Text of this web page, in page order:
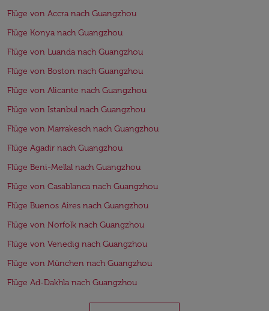
Flüge von Accra nach Guangzhou
Flüge Konya nach Guangzhou
Flüge von Luanda nach Guangzhou
Flüge von Boston nach Guangzhou
Flüge von Alicante nach Guangzhou
Flüge von Istanbul nach Guangzhou
Flüge von Marrakesch nach Guangzhou
Flüge Agadir nach Guangzhou
Flüge Beni-Mellal nach Guangzhou
Flüge von Casablanca nach Guangzhou
Flüge Buenos Aires nach Guangzhou
Flüge von Norfolk nach Guangzhou
Flüge von Venedig nach Guangzhou
Flüge von München nach Guangzhou
Flüge Ad-Dakhla nach Guangzhou